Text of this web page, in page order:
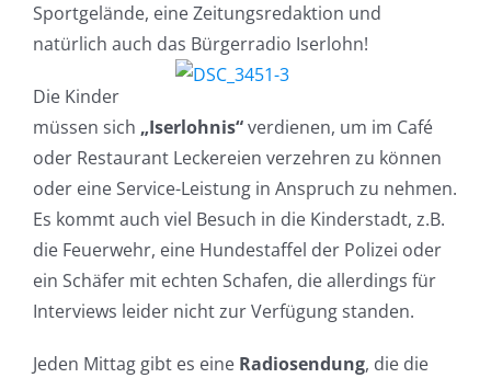
Sportgelände, eine Zeitungsredaktion und
natürlich auch das Bürgerradio Iserlohn!
Die Kinder
müssen sich „Iserlohnis“verdienen, um im Café
oder Restaurant Leckereien verzehren zu können
oder eine Service-Leistung in Anspruch zu nehmen.
Es kommt auch viel Besuch in die Kinderstadt, z.B.
die Feuerwehr, eine Hundestaffel der Polizei oder
ein Schäfer mit echten Schafen, die allerdings für
Interviews leider nicht zur Verfügung standen.
Jeden Mittag gibt es eine Radiosendung, die die